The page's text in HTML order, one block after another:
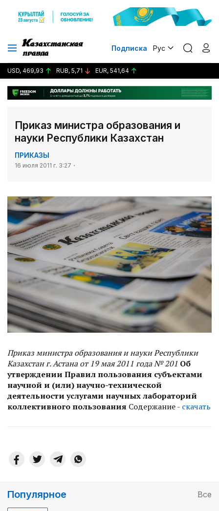
Подписка Рус
USD, 469,93 RUB, 5,71 EUR, 541,64
Приказ министра образования и
науки Республики Казахстан
ПРИКАЗЫ
16 июля 2011 г. 3:27
Приказ министра образования и науки Республики
Казахстан г. Астана от 19 мая 2011 года № 201 Об
утверждении Правил пользования субъектами
научной и (или) научно-технической
деятельности услугами научных лабораторий
коллективного пользования Содержание - скачать
Популярное Все